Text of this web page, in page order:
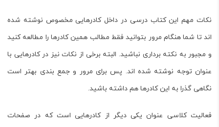
نکات مهم این کتاب درسی در داخل کادرهایی مخصوص نوشته شده
اند تا شما هنگام مرور بتوانید فقط مطالب همین کادرها را مطالعه کنید
و مجبور به نکته برداری نباشید. البته برخی از نکات نیز در کادرهایی با
عنوان توجه نوشته شده اند. پس برای مرور و جمع بندی بهتر است
نگاهی گذرا به این کادرها هم داشته باشید.
فعالیت کلاسی عنوان یکی دیگر از کادرهایی است که در صفحات